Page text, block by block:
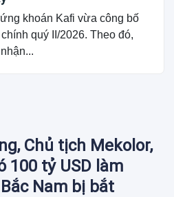
khoán Kafi vừa công bố
quý II/2026. Theo đó,
Chủ tịch Mekolor,
100 tỷ USD làm
Nam bị bắt